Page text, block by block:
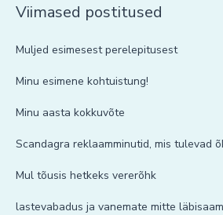
Viimased postitused
Muljed esimesest perelepitusest
Minu esimene kohtuistung!
Minu aasta kokkuvõte
Scandagra reklaamminutid, mis tulevad
Mul tõusis hetkeks vererõhk
lastevabadus ja vanemate mitte